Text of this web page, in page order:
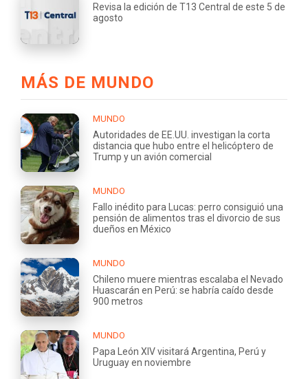
Revisa la edición de T13 Central de este 5 de
agosto
MÁS DE MUNDO
MUNDO
Autoridades de EE.UU. investigan la corta
distancia que hubo entre el helicóptero de
Trump y un avión comercial
MUNDO
Fallo inédito para Lucas: perro consiguió una
pensión de alimentos tras el divorcio de sus
dueños en México
MUNDO
Chileno muere mientras escalaba el Nevado
Huascarán en Perú: se habría caído desde
900 metros
MUNDO
Papa León XIV visitará Argentina, Perú y
Uruguay en noviembre